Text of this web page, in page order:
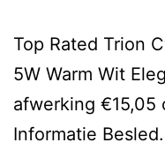
Top Rated Trion
5W Warm Wit
afwerking €15,05
Informatie